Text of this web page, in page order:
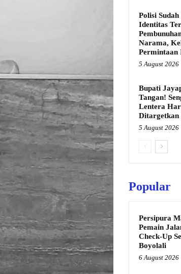
Polisi
Identitas
Narama,
Permintaan
5 August 2026
Bupati
Tangan!
Lentera
Ditargetkan
5 August 2026
Popular
Persipura
Pemain
Check-Up
Boyolali
6 August 2026